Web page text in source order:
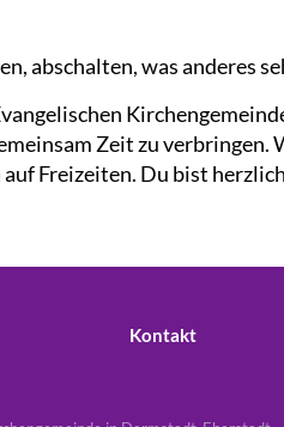
abschalten, was anderes
Zeit zu
Freizeiten. Du bist
Kontakt